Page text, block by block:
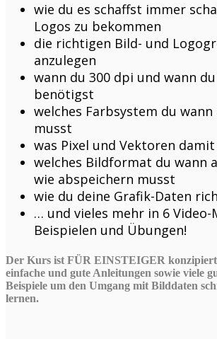
wie du es schaffst immer
Logos zu bekommen
die richtigen Bild- und
anzulegen
wann du 300 dpi und wann
benötigst
welches Farbsystem du
musst
was Pixel und Vektoren
welches Bildformat du wann
wie abspeichern musst
wie du deine Grafik-Daten
… und vieles mehr in 6
Beispielen und Übungen!
Der Kurs ist FÜR EINSTEIGER
einfache und gute Anleitungen sowie viele
Beispiele um den Umgang mit Bilddaten
lernen.